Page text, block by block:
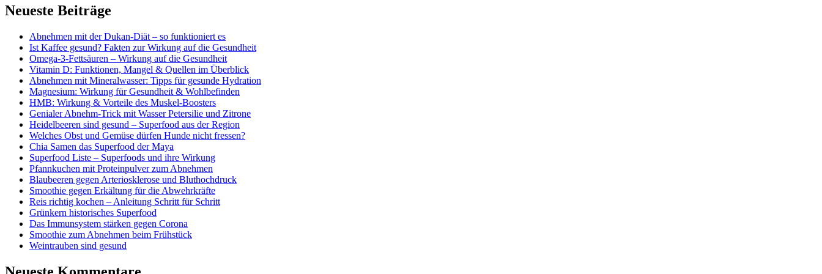
Neueste Beiträge
Abnehmen mit der Dukan-Diät – so funktioniert es
Ist Kaffee gesund? Fakten zur Wirkung auf die Gesundheit
Omega-3-Fettsäuren – Wirkung auf die Gesundheit
Vitamin D: Funktionen, Mangel & Quellen im Überblick
Abnehmen mit Mineralwasser: Tipps für gesunde Hydration
Magnesium: Wirkung für Gesundheit & Wohlbefinden
HMB: Wirkung & Vorteile des Muskel-Boosters
Genialer Abnehm-Trick mit Wasser Petersilie und Zitrone
Heidelbeeren sind gesund – Superfood aus der Region
Welches Obst und Gemüse dürfen Hunde nicht fressen?
Chia Samen das Superfood der Maya
Superfood Liste – Superfoods und ihre Wirkung
Pfannkuchen mit Proteinpulver zum Abnehmen
Blaubeeren gegen Arteriosklerose und Bluthochdruck
Smoothie gegen Erkältung für die Abwehrkräfte
Reis richtig kochen – Anleitung Schritt für Schritt
Grünkern historisches Superfood
Das Immunsystem stärken gegen Corona
Smoothie zum Abnehmen beim Frühstück
Weintrauben sind gesund